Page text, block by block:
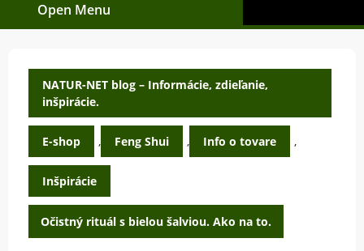
Open Menu
NATUR-NET blog – Informácie, zdieľanie,
inšpirácie.
E-shop , Feng Shui , Info o tovare ,
Inšpirácie
Očistný rituál s bielou šalviou. Ako na to.